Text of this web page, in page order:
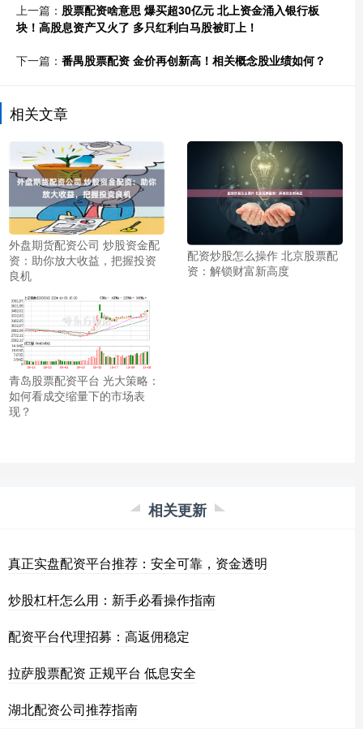
上一篇： 股票配资啥意思 爆买超30亿元 北上资金涌入银行板
块！高股息资产又火了 多只红利白马股被盯上！
下一篇： 番禺股票配资 金价再创新高！相关概念股业绩如何？
相关文章
外盘期货配资公司 炒股资金配
资：助你放大收益，把握投资
良机
配资炒股怎么操作 北京股票配
资：解锁财富新高度
青岛股票配资平台 光大策略：
如何看成交缩量下的市场表
现？
相关更新
真正实盘配资平台推荐：安全可靠，资金透明
炒股杠杆怎么用：新手必看操作指南
配资平台代理招募：高返佣稳定
拉萨股票配资 正规平台 低息安全
湖北配资公司推荐指南